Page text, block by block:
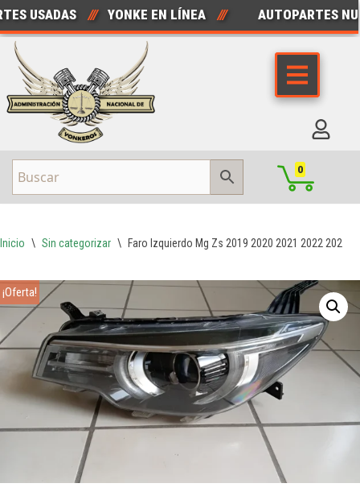
Saltar
al
contenido
USADAS /// YONKE EN LÍNEA /// AUTOPARTES
0
Inicio \ Sin categorizar \ Faro Izquierdo Mg Zs 2019 2020 2021 2022 2023
¡Oferta!